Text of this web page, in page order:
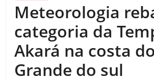
Meteorologia
categoria da
Akará na costa
Grande do sul